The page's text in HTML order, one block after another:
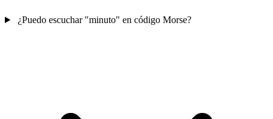
¿Puedo escuchar "minuto" en código Morse?